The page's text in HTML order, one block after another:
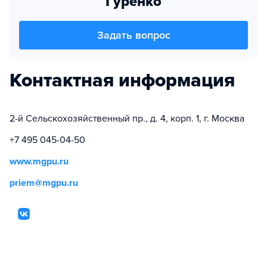
Задать вопрос
Контактная информация
2-й Сельскохозяйственный пр., д. 4, корп. 1, г. Москва
+7 495 045-04-50
www.mgpu.ru
priem@mgpu.ru